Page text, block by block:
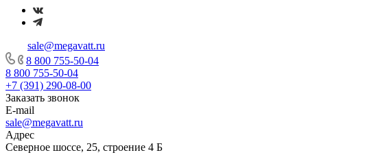
sale@megavatt.ru
8 800 755-50-04
8 800 755-50-04
+7 (391) 290-08-00
Заказать звонок
E-mail
sale@megavatt.ru
Адрес
Северное шоссе, 25, строение 4 Б